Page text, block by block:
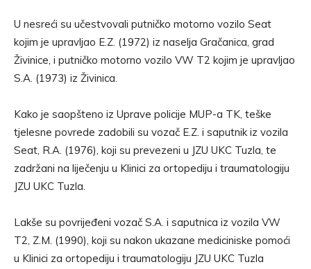
U nesreći su učestvovali putničko motorno vozilo Seat
kojim je upravljao E.Z. (1972) iz naselja Gračanica, grad
Živinice, i putničko motorno vozilo VW T2 kojim je upravljao
S.A. (1973) iz Živinica.
Kako je saopšteno iz Uprave policije MUP-a TK, teške
tjelesne povrede zadobili su vozač E.Z. i saputnik iz vozila
Seat, R.A. (1976), koji su prevezeni u JZU UKC Tuzla, te
zadržani na liječenju u Klinici za ortopediju i traumatologiju
JZU UKC Tuzla.
Lakše su povrijeđeni vozač S.A. i saputnica iz vozila VW
T2, Z.M. (1990), koji su nakon ukazane mediciniske pomoći
u Klinici za ortopediju i traumatologiju JZU UKC Tuzla